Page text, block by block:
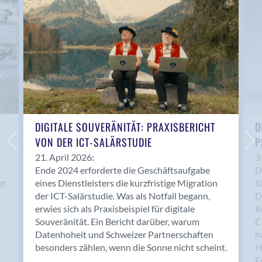
Anwil
Appenzell
Au SG
Baar
Baden
Balsthal
Balzers
Basel
Bassersdorf
Belp
Bendern
Benken (SG)
Bergdietikon
Berlin
Bern
Bern - Liebefeld
DIGITALE SOUVERÄNITÄT: PRAXISBERICHT
VON DER ICT-SALÄRSTUDIE
21. April 2026:
Ende 2024 erforderte die Geschäftsaufgabe
eines Dienstleisters die kurzfristige Migration
der ICT-Salärstudie. Was als Notfall begann,
erwies sich als Praxisbeispiel für digitale
Souveränität. Ein Bericht darüber, warum
Datenhoheit und Schweizer Partnerschaften
besonders zählen, wenn die Sonne nicht scheint.